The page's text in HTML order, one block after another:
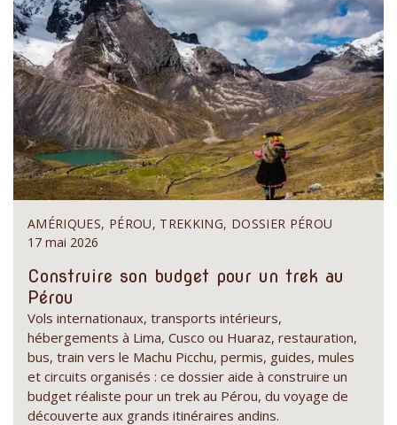
AMÉRIQUES, PÉROU, TREKKING, DOSSIER PÉROU
17 mai 2026
Construire son budget pour un trek au
Pérou
Vols internationaux, transports intérieurs,
hébergements à Lima, Cusco ou Huaraz, restauration,
bus, train vers le Machu Picchu, permis, guides, mules
et circuits organisés : ce dossier aide à construire un
budget réaliste pour un trek au Pérou, du voyage de
découverte aux grands itinéraires andins.